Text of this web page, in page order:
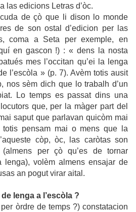
las edicions Letras d’òc.
de çò que li dison lo monde
de son ostal d’edicion per las
coma a Seta per exemple, en
en gascon !) : « dens la nosta
mes l’occitan qu’ei la lenga
l’escòla » (p. 7). Avèm totis ausit
nos sèm dich que lo trabalh d’un
Lo temps es passat dins una
que, per la màger part del
saput que parlavan quicòm mai
totis pensam mai o mens que la
còp, òc, las caròtas son
per çò qu’es de tornar
lenga), volèm almens ensajar de
an pogut virar aital.
lenga a l’escòla ?
òrdre de temps ?) constatacion